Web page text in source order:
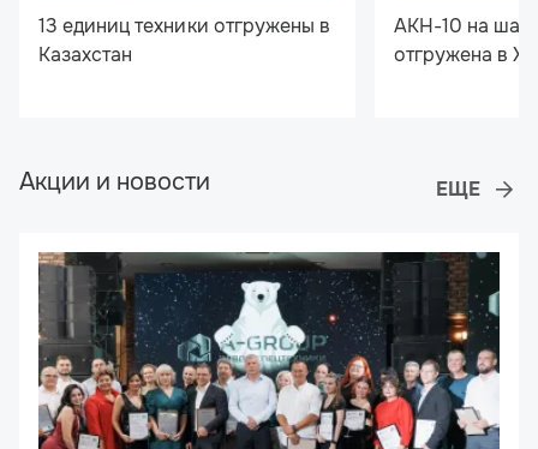
13 единиц техники отгружены в
Казахстан
АКН-10 на
отгружена в
Акции и новости